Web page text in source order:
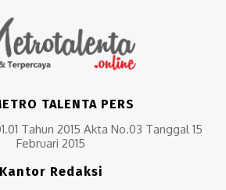
TALENTA PERS
Tahun 2015 Akta No.03 Tanggal 15
Februari 2015
Kantor Redaksi